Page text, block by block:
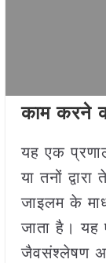
काम करने
यह एक
या तनों
जाइलम के
जाता है। यह
जैवसंश्लेषण